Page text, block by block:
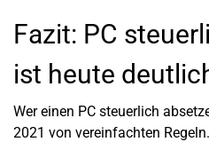
Fazit: PC
ist heute
Wer einen PC steuerlich
2021 von vereinfachten